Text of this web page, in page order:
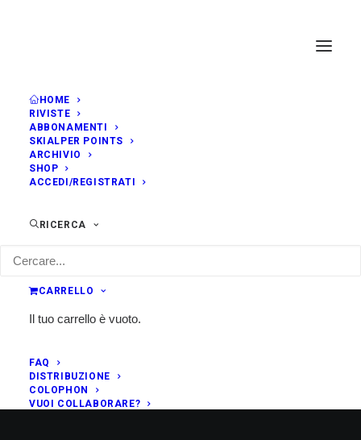
HOME
RIVISTE
ABBONAMENTI
SKIALPER POINTS
ARCHIVIO
SHOP
ACCEDI/REGISTRATI
RICERCA
CARRELLO
Il tuo carrello è vuoto.
FAQ
DISTRIBUZIONE
COLOPHON
VUOI COLLABORARE?